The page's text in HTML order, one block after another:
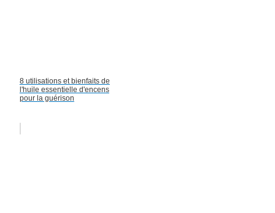
8 utilisations et bienfaits de
l'huile essentielle d'encens
pour la guérison